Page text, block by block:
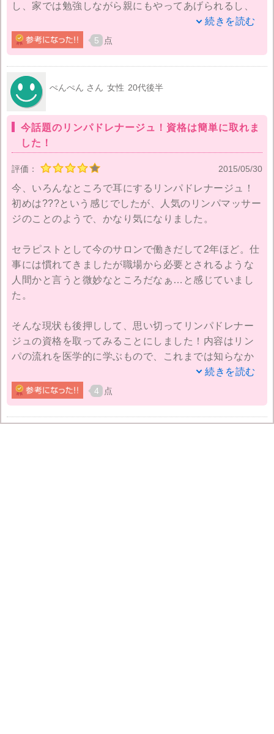
し、家では勉強しながら親にもやってあげられるし、
とても楽しみながら勉強することができました。
リンパドレナージュの資格は7割以上の点数を取れれば
合格できます。1ヶ月以内に合否と資格認定証を交付し
てくれます。医療系の資格は難しいようですが、美容
系の口座だと手軽な感じでした。
小顔マッサージや美容についても詳しく学べるので、
そういった知識を身につけたい女性にはピッタリの資
私の場合は、フルボディケアのコースを受講して6万円
近くかかりました。そこそこのお金を払ってとった資
格なので、学ぶ意欲も出たし、仕事でも転職を考える
続きを読む
5 点
ぺんぺん さん 女性 20代後半
今話題のリンパドレナージュ！資格は簡単に取れま
した！
評価： 2015/05/30
今、いろんなところで耳にするリンパドレナージュ！
初めは???という感じでしたが、人気のリンパマッサー
ジのことのようで、かなり気になりました。
セラピストとして今のサロンで働きだして2年ほど。仕
事には慣れてきましたが職場から必要とされるような
人間かと言うと微妙なところだなぁ…と感じていまし
た。
そんな現状も後押しして、思い切ってリンパドレナー
ジュの資格を取ってみることにしました！内容はリン
パの流れを医学的に学ぶもので、これまでは知らなか
ったことばかり。仕事にも役立ちそうだと思いまし
た！
正直勉強はかなり苦手なのですが、自分の体で試した
続きを読む
4 点